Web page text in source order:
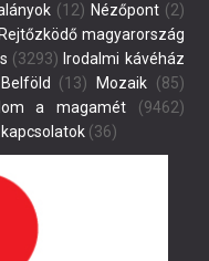
(12) Nézőpont(2)
Rejtőzködő magyarország
(3293) Irodalmi kávéház
Belföld (13) Mozaik (85)
a magamét (9462)
(36)